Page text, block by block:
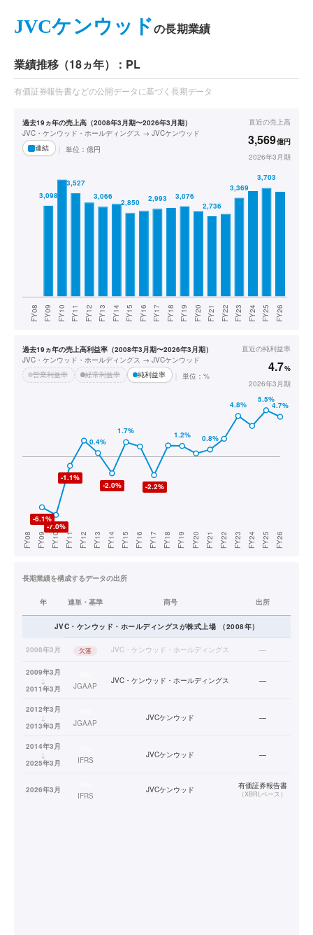
JVCケンウッドの長期業績
業績推移（18ヵ年）：PL
有価証券報告書などの公開データに基づく長期データ
過去19ヵ年の売上高（2008年3月期〜2026年3月期）
JVC・ケンウッド・ホールディングス → JVCケンウッド
連結
単位： 億円
直近の売上高
3,569億円
2026年3月期
過去19ヵ年の売上高利益率（2008年3月期〜2026年3月期）
JVC・ケンウッド・ホールディングス → JVCケンウッド
営業利益率
経常利益率 純利益率 単位：%
直近の純利益率
4.7%
2026年3月期
長期業績を構成するデータの出所
年 連単・基準 商号 出所
JVC・ケンウッド・ホールディングスが株式上場 （2008年）
2008年3月 欠落 JVC・ケンウッド・ホールディングス —
2009年3月
↓
2011年3月
JGAAP
JVC・ケンウッド・ホールディングス —
2012年3月
↓
2013年3月
JGAAP
JVCケンウッド —
2014年3月
↓
2025年3月
IFRS
JVCケンウッド —
2026年3月
IFRS
JVCケンウッド 有価証券報告書
（XBRLベース）